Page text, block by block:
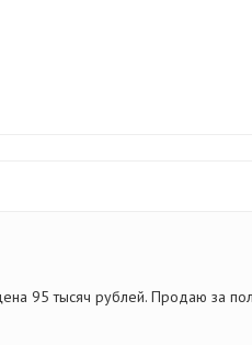
95 тысяч рублей. Продаю за